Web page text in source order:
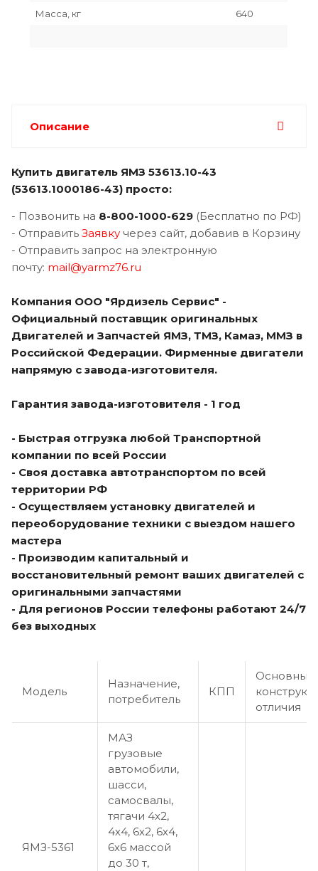
Масса, кг
640
Описание
Купить двигатель ЯМЗ 53613.10-43
(53613.1000186-43) просто:
- Позвонить на 8-800-1000-629 (Бесплатно по РФ)
- Отправить Заявку через сайт, добавив в Корзину
- Отправить запрос на электронную
почту: mail@yarmz76.ru
Компания ООО "Ярдизель Сервис" -
Официальный поставщик оригинальных
Двигателей и Запчастей ЯМЗ, ТМЗ, Камаз, ММЗ в
Российской Федерации. Фирменные двигатели
напрямую с завода-изготовителя.
Гарантия завода-изготовителя - 1 год
- Быстрая отгрузка любой Транспортной
компании по всей России
- Своя доставка автотранспортом по всей
территории РФ
- Осуществляем установку двигателей и
переоборудование техники с выездом нашего
мастера
- Производим капитальный и
восстановительный ремонт ваших двигателей с
оригинальными запчастями
- Для регионов России телефоны работают 24/7
без выходных
Модель
Назначение,
потребитель
КПП
Основные
отличия
ЯМЗ-5361
МАЗ
грузовые
автомобили,
шасси,
самосвалы,
тягачи 4х2,
4х4, 6х2, 6х4,
6х6 массой
до 30 т,